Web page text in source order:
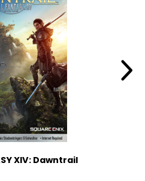
XIV: Dawntrail